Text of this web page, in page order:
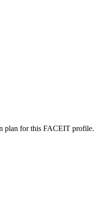
plan for this FACEIT profile.